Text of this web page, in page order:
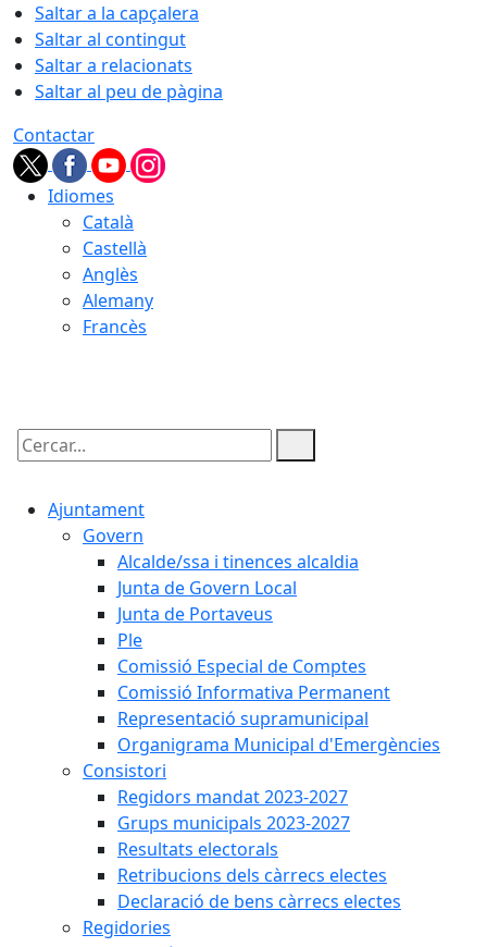
Saltar a la capçalera
Saltar al contingut
Saltar a relacionats
Saltar al peu de pàgina
Contactar
Idiomes
Català
Castellà
Anglès
Alemany
Francès
Cercar:
Ajuntament
Govern
Alcalde/ssa i tinences alcaldia
Junta de Govern Local
Junta de Portaveus
Ple
Comissió Especial de Comptes
Comissió Informativa Permanent
Representació supramunicipal
Organigrama Municipal d'Emergències
Consistori
Regidors mandat 2023-2027
Grups municipals 2023-2027
Resultats electorals
Retribucions dels càrrecs electes
Declaració de bens càrrecs electes
Regidories